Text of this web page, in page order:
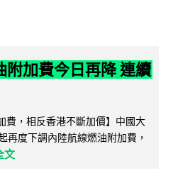
附加費今日再降 連續
費，相反香港不斷加價】中國大
再度下調內陸航線燃油附加費，
文